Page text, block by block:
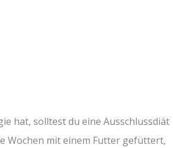
hat, solltest du eine Ausschlussdiät
Wochen mit einem Futter gefüttert,